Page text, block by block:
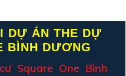
DỰ ÁN THE DỰ
BÌNH DƯƠNG
Square One Bình